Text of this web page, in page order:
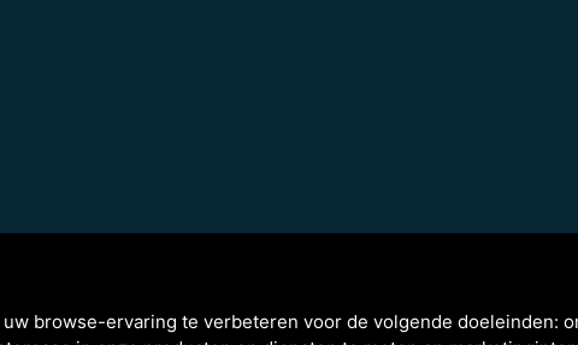
browse-ervaring te verbeteren voor de volgende doeleinden: